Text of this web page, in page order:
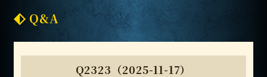
Q&A
Q2323（2025-11-17）